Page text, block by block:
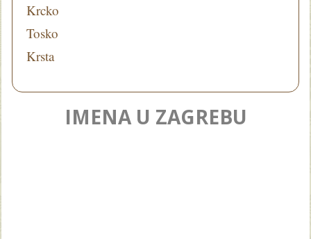
Krcko
Tosko
Krsta
IMENA U ZAGREBU